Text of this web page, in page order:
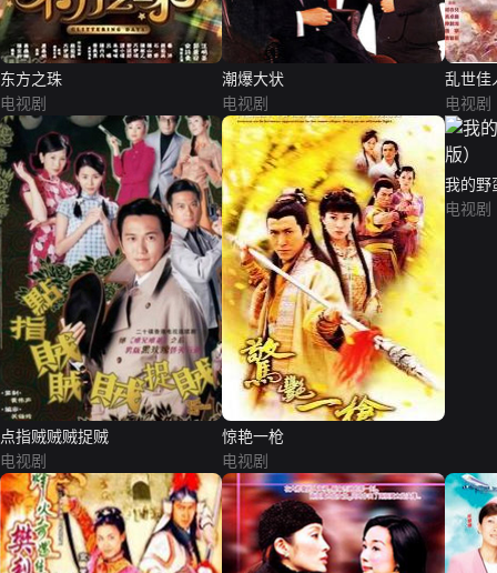
东方之珠
电视剧
潮爆大状
电视剧
乱世佳
电视剧
点指贼贼贼捉贼
电视剧
惊艳一枪
电视剧
我的野
电视剧